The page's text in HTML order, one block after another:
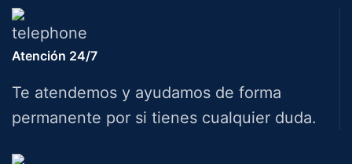
Atención 24/7
Te atendemos y ayudamos de forma
permanente por si tienes cualquier duda.